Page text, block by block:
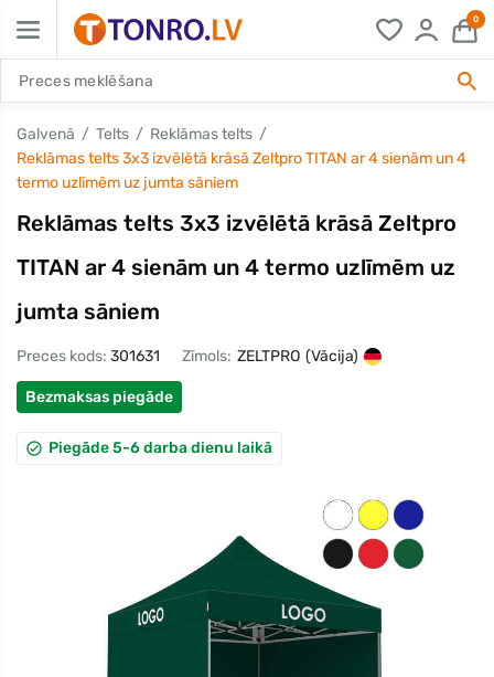
0
Galvenā Telts
Reklāmas telts
Reklāmas telts 3x3 izvēlētā krāsā Zeltpro TITAN ar 4 sienām un 4
termo uzlīmēm uz jumta sāniem
Reklāmas telts 3x3 izvēlētā krāsā Zeltpro
TITAN ar 4 sienām un 4 termo uzlīmēm uz
jumta sāniem
Preces kods: 301631 Zīmols: ZELTPRO (Vācija)
Bezmaksas piegāde
Piegāde 5-6 darba dienu laikā